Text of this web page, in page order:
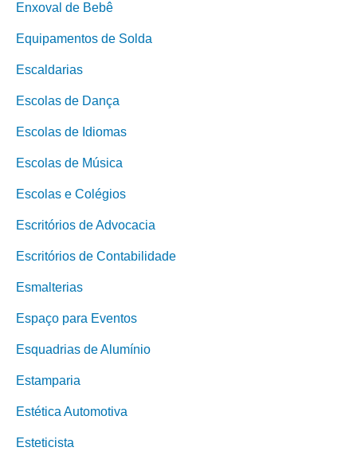
Enxoval de Bebê
Equipamentos de Solda
Escaldarias
Escolas de Dança
Escolas de Idiomas
Escolas de Música
Escolas e Colégios
Escritórios de Advocacia
Escritórios de Contabilidade
Esmalterias
Espaço para Eventos
Esquadrias de Alumínio
Estamparia
Estética Automotiva
Esteticista